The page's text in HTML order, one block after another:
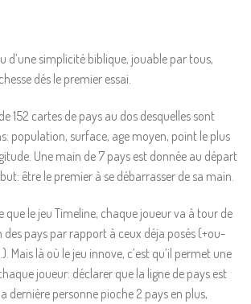
d’une simplicité biblique, jouable par tous,
dés le premier essai.
152 cartes de pays au dos desquelles sont
population, surface, age moyen, point le plus
Une main de 7 pays est donnée au départ
être le premier à se débarrasser de sa main.
que le jeu Timeline, chaque joueur va à tour de
des pays par rapport à ceux déja posés (+ou-
Mais là où le jeu innove, c’est qu’il permet une
joueur: déclarer que la ligne de pays est
la dernière personne pioche 2 pays en plus,